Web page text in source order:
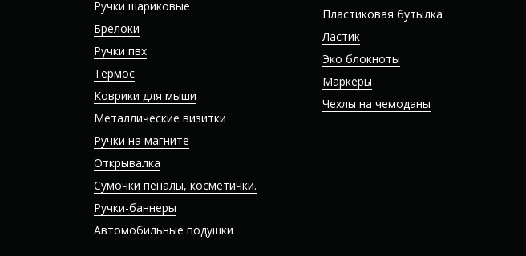
Ручки шариковые
Брелоки
Ручки пвх
Термос
Коврики для мыши
Металлические визитки
Ручки на магните
Открывалка
Сумочки пеналы, косметички.
Ручки-баннеры
Автомобильные подушки
Пластиковая бутылка
Ластик
Эко блокноты
Маркеры
Чехлы на чемоданы